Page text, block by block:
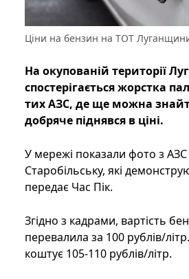
Ціни на бензин на ТОТ
На окупованій території
спостерігається жорстка
тих АЗС, де ще можна
добряче піднявся в ціні.
У мережі показали фото з АЗС
Старобільську, які
передає Час Пік.
Згідно з кадрами, вартість
перевалила за 100 рублів/
коштує 105-110 рублів/літр.